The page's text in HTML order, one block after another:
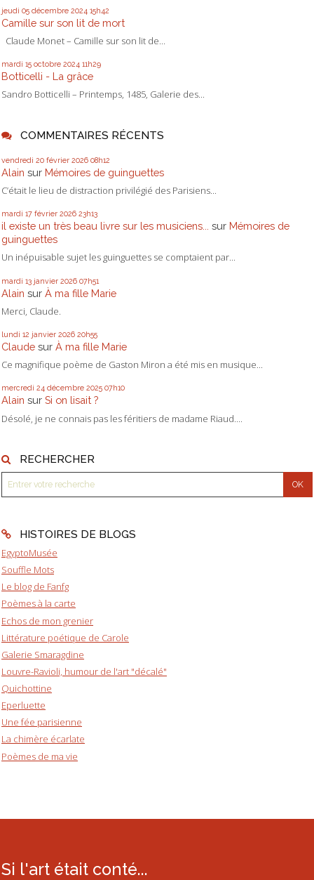
jeudi 05 décembre 2024 15h42
Camille sur son lit de mort
Claude Monet – Camille sur son lit de...
mardi 15 octobre 2024 11h29
Botticelli - La grâce
Sandro Botticelli – Printemps, 1485, Galerie des...
COMMENTAIRES RÉCENTS
vendredi 20 février 2026 08h12
Alain sur Mémoires de guinguettes
C’était le lieu de distraction privilégié des Parisiens...
mardi 17 février 2026 23h13
il existe un très beau livre sur les musiciens... sur Mémoires de
guinguettes
Un inépuisable sujet les guinguettes se comptaient par...
mardi 13 janvier 2026 07h51
Alain sur À ma fille Marie
Merci, Claude.
lundi 12 janvier 2026 20h55
Claude sur À ma fille Marie
Ce magnifique poème de Gaston Miron a été mis en musique...
mercredi 24 décembre 2025 07h10
Alain sur Si on lisait ?
Désolé, je ne connais pas les féritiers de madame Riaud....
RECHERCHER
HISTOIRES DE BLOGS
EgyptoMusée
Souffle Mots
Le blog de Fanfg
Poèmes à la carte
Echos de mon grenier
Littérature poétique de Carole
Galerie Smaragdine
Louvre-Ravioli, humour de l'art "décalé"
Quichottine
Eperluette
Une fée parisienne
La chimère écarlate
Poèmes de ma vie
Si l'art était conté...